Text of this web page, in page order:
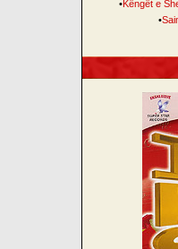
•Këngët e
•